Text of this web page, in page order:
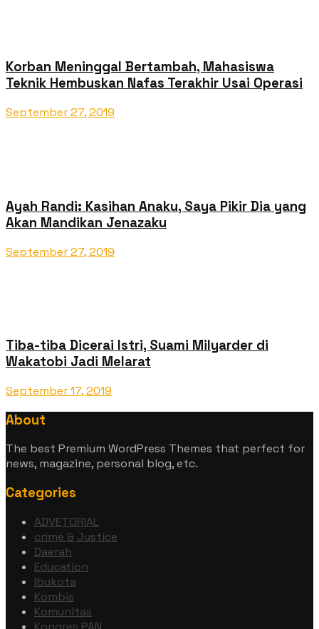
Korban Meninggal Bertambah, Mahasiswa
Teknik Hembuskan Nafas Terakhir Usai Operasi
September 27, 2019
Ayah Randi: Kasihan Anaku, Saya Pikir Dia yang
Akan Mandikan Jenazaku
September 27, 2019
Tiba-tiba Dicerai Istri, Suami Milyarder di
Wakatobi Jadi Melarat
September 17, 2019
About
The best Premium WordPress Themes that perfect for
news, magazine, personal blog, etc.
Categories
ADVETORIAL
crime & Justice
Daerah
Education
Ibukota
Kombis
Komunitas